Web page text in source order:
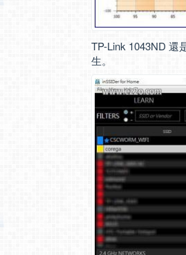
TP-Link 1043ND 還
生。